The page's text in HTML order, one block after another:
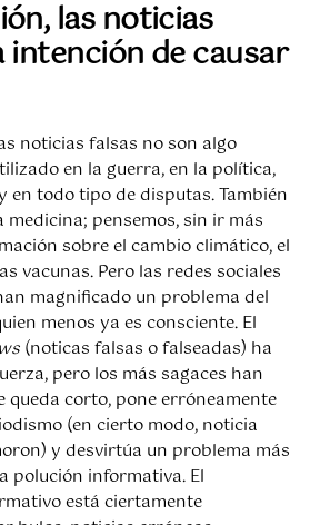
las noticias
intención de causar
noticias falsas no son algo
en la guerra, en la política,
en todo tipo de disputas. También
medicina; pensemos, sin ir más
sobre el cambio climático, el
vacunas. Pero las redes sociales
magnificado un problema del
menos ya es consciente. El
(noticas falsas o falseadas) ha
pero los más sagaces han
queda corto, pone erróneamente
(en cierto modo, noticia
y desvirtúa un problema más
polución informativa. El
está ciertamente